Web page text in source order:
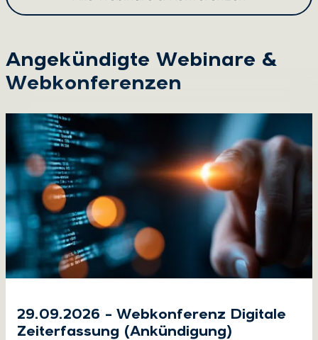
Angekündigte Webinare &
Webkonferenzen
29.09.2026 – Webkonferenz Digitale
Zeiterfassung (Ankündigung)